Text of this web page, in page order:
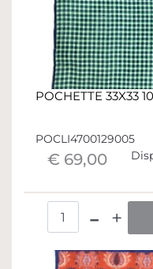
POCHETTE 33X33
POCLI4700129005
€ 69,00